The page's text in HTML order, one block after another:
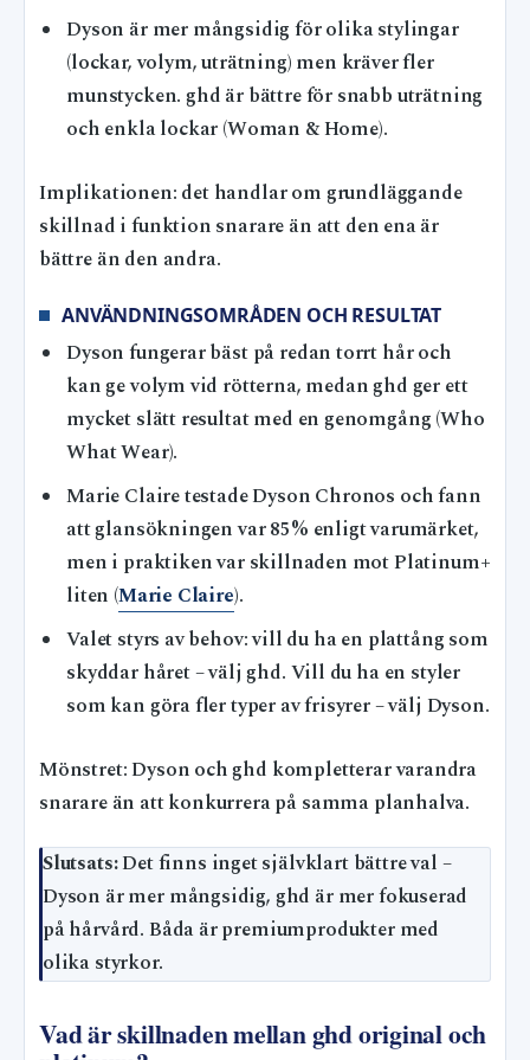
Dyson är mer mångsidig för olika stylingar
(lockar, volym, uträtning) men kräver fler
munstycken. ghd är bättre för snabb uträtning
och enkla lockar (Woman & Home).
Implikationen: det handlar om grundläggande
skillnad i funktion snarare än att den ena är
bättre än den andra.
ANVÄNDNINGSOMRÅDEN OCH RESULTAT
Dyson fungerar bäst på redan torrt hår och
kan ge volym vid rötterna, medan ghd ger ett
mycket slätt resultat med en genomgång (Who
What Wear).
Marie Claire testade Dyson Chronos och fann
att glansökningen var 85% enligt varumärket,
men i praktiken var skillnaden mot Platinum+
liten (Marie Claire).
Valet styrs av behov: vill du ha en plattång som
skyddar håret – välj ghd. Vill du ha en styler
som kan göra fler typer av frisyrer – välj Dyson.
Mönstret: Dyson och ghd kompletterar varandra
snarare än att konkurrera på samma planhalva.
Slutsats:Det finns inget självklart bättre val –
Dyson är mer mångsidig, ghd är mer fokuserad
på hårvård. Båda är premiumprodukter med
olika styrkor.
Vad är skillnaden mellan ghd original och